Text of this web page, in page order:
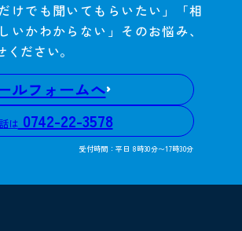
けでも聞いてもらいたい」「相
いかわからない」そのお悩み、
ださい。
ルフォームへ
は0742-22-3578
受付時間：平日 8時30分〜17時30分